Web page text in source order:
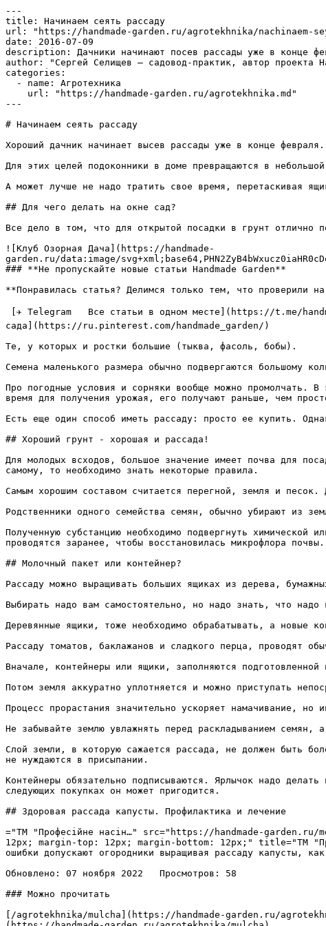
---
title: Начинаем сеять рассаду
url: "https://handmade-garden.ru/agrotekhnika/nachinaem-
date: 2016-07-09
description: Дачники начинают посев рассады уже в конце
author: "Сергей Селищев — садовод-практик, автор проекта
categories:
---
# Начинаем сеять рассаду
Хороший дачник начинает высев рассады уже в конце февраля.
Для этих целей подоконники в доме превращаются в
А может лучше не надо тратить свое время, перетаскивая
## Для чего делать на окне сад?
Все дело в том, что для открытой посадки в грунт отлично
![Клуб Озорная Дача](https://handmade-
garden.ru/data:image/
### **Не пропускайте новые статьи Handmade Garden**
**Понравилась статья? Делимся только тем, что проверили
сада](https://ru.pinterest.com/handmade_garden/)
Те, у которых и ростки большие (тыква, фасоль, бобы).
Семена маленького размера обычно подвергаются большому
Про погодные условия и сорняки вообще можно промолчать.
время для получения урожая, его получают раньше, чем
Есть еще один способ иметь рассаду: просто ее купить.
## Хороший грунт - хорошая и рассада!
Для молодых всходов, большое значение имеет почва для
самому, то необходимо знать некоторые правила.
Самым хорошим составом считается перегной, земля и
Родственники одного семейства семян, обычно убирают из
Полученную субстанцию необходимо подвергнуть химической
проводятся заранее, чтобы восстановилась микрофлора
## Молочный пакет или контейнер?
Рассаду можно выращивать больших ящиках из дерева,
Выбирать надо вам самостоятельно, но надо знать, что надо
Деревянные ящики, тоже необходимо обрабатывать, а новые
Рассаду томатов, баклажанов и сладкого перца, проводят
Вначале, контейнеры или ящики, заполняются
Потом земля аккуратно уплотняется и можно приступать
Процесс прорастания значительно ускоряет намачивание, но
Не забывайте землю увлажнять перед раскладыванием семян,
Слой земли, в которую сажается рассада, не должен быть
не нуждаются в присыпании.
Контейнеры обязательно подписываются. Ярлычок надо
следующих покупках он может пригодится.
## Здоровая рассада капусты. Профилактика и лечение
="ТМ "Професійне насін…" src="https://handmade-
12px; margin-top: 12px; margin-bottom: 12px;" title="ТМ
ошибки допускают огородники выращивая рассаду капусты,
Обновлено: 07 ноября 2022   Просмотров: 58
### Можно прочитать
[/agrotekhnika/mulcha](https://handmade-garden.ru/